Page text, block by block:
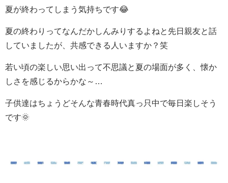
夏が終わってしまう気持ちです😂
夏の終わりってなんだかしんみりするよねと先日親友と話
していましたが、共感できる人いますか？笑
若い頃の楽しい思い出って不思議と夏の場面が多く、懐か
しさを感じるからかな～…
子供達はちょうどそんな青春時代真っ只中で毎日楽しそう
です🌞